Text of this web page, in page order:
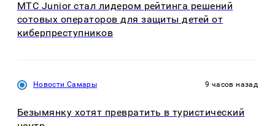
МТС Junior стал лидером рейтинга решений
сотовых операторов для защиты детей от
киберпреступников
Новости Самары 9 часов назад
Безымянку хотят превратить в туристический